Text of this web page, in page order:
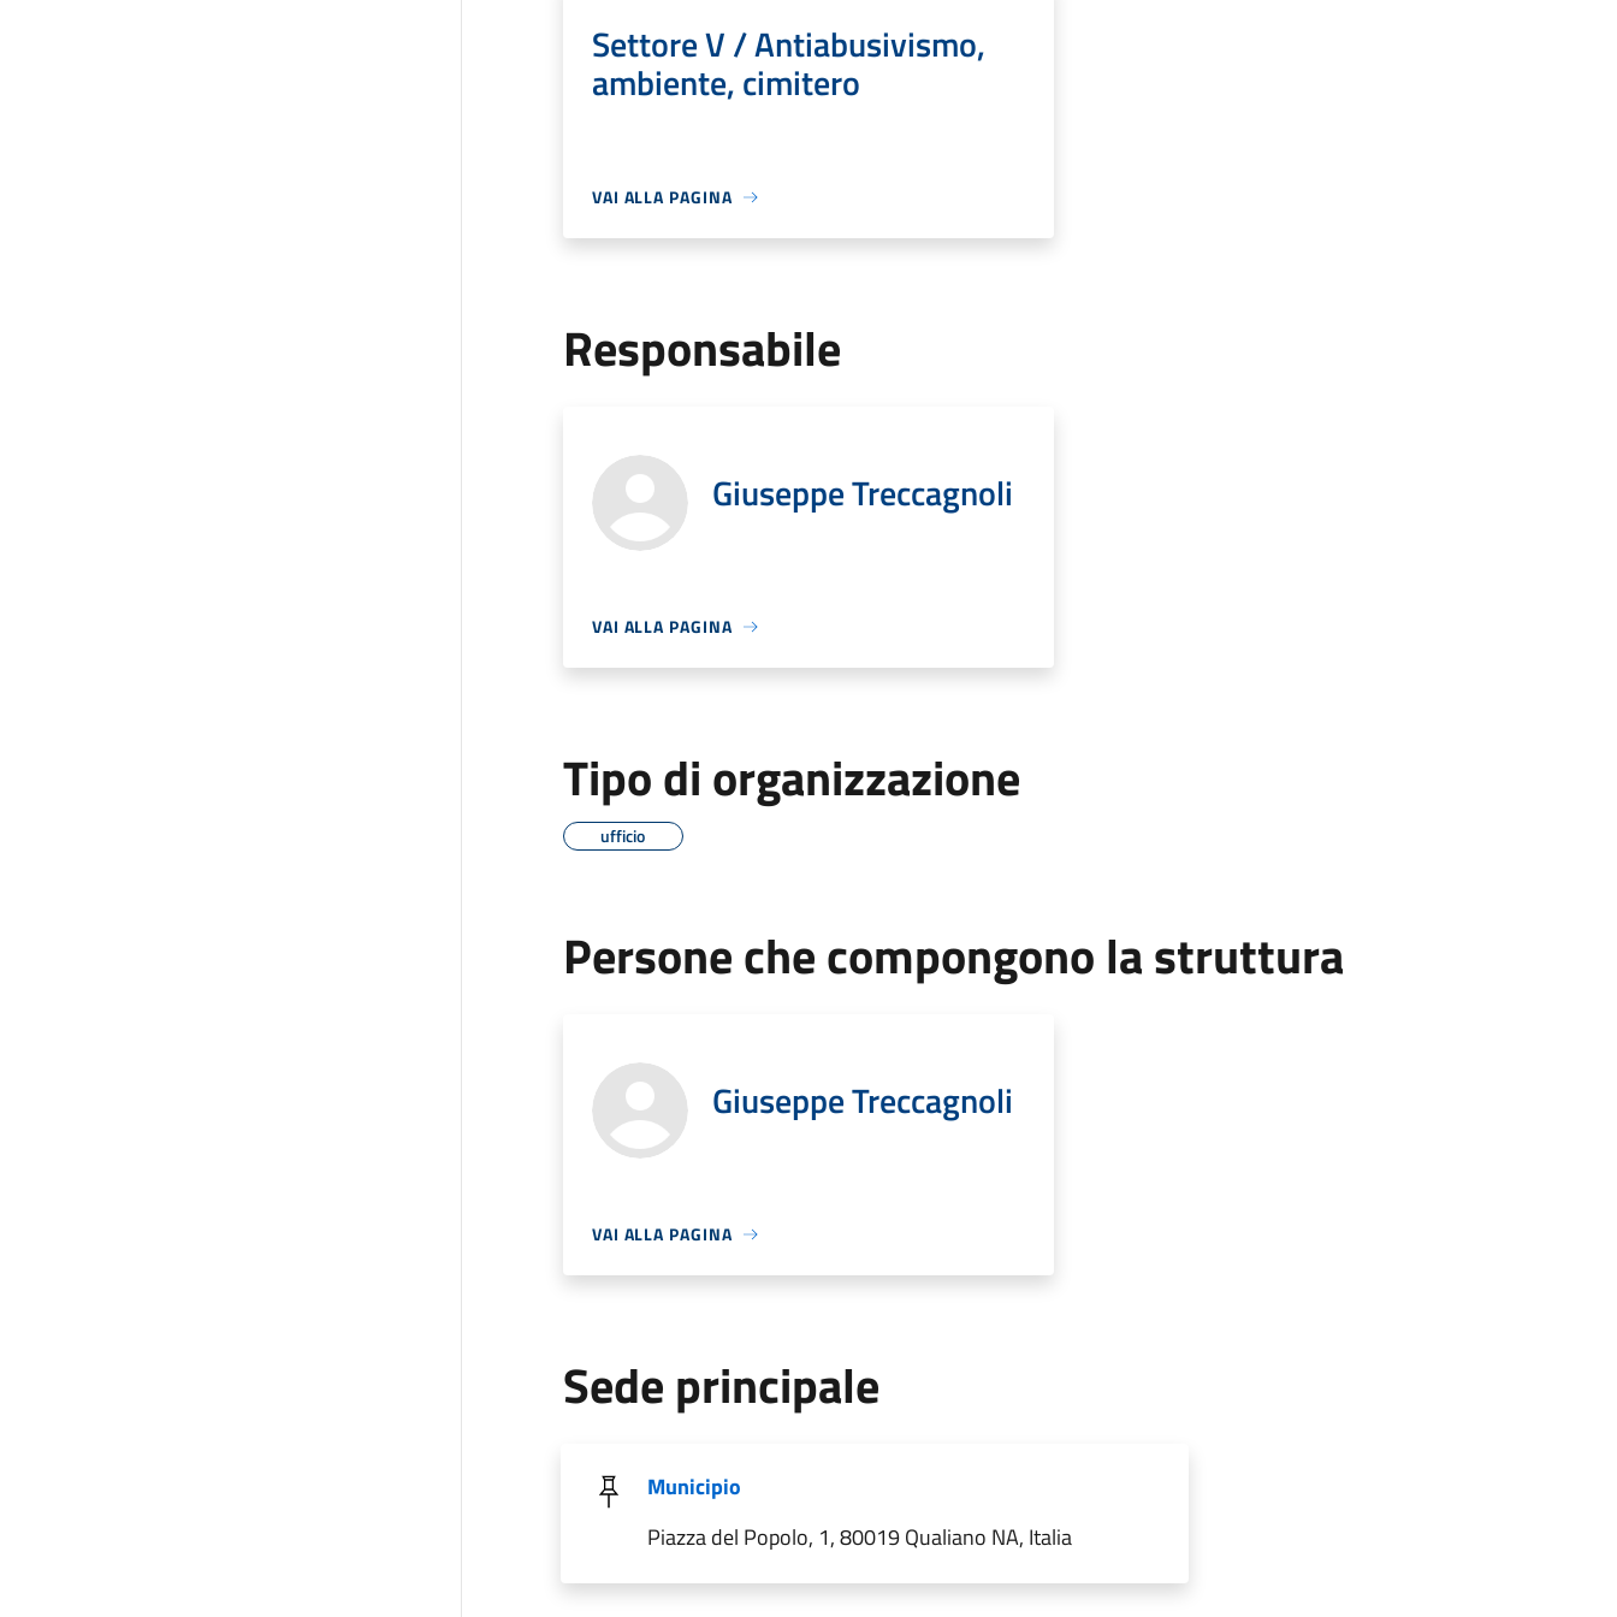
Settore V / Antiabusivismo,
ambiente, cimitero
VAI ALLA PAGINA
Responsabile
Giuseppe Treccagnoli
VAI ALLA PAGINA
Tipo di organizzazione
ufficio
Persone che compongono la struttura
Giuseppe Treccagnoli
VAI ALLA PAGINA
Sede principale
Municipio
Piazza del Popolo, 1, 80019 Qualiano NA, Italia